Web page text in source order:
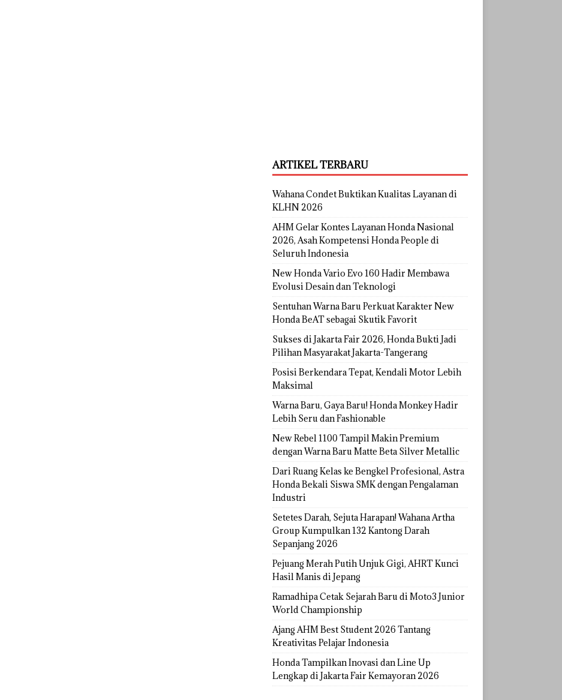
ARTIKEL TERBARU
Wahana Condet Buktikan Kualitas Layanan di
KLHN 2026
AHM Gelar Kontes Layanan Honda Nasional
2026, Asah Kompetensi Honda People di
Seluruh Indonesia
New Honda Vario Evo 160 Hadir Membawa
Evolusi Desain dan Teknologi
Sentuhan Warna Baru Perkuat Karakter New
Honda BeAT sebagai Skutik Favorit
Sukses di Jakarta Fair 2026, Honda Bukti Jadi
Pilihan Masyarakat Jakarta-Tangerang
Posisi Berkendara Tepat, Kendali Motor Lebih
Maksimal
Warna Baru, Gaya Baru! Honda Monkey Hadir
Lebih Seru dan Fashionable
New Rebel 1100 Tampil Makin Premium
dengan Warna Baru Matte Beta Silver Metallic
Dari Ruang Kelas ke Bengkel Profesional, Astra
Honda Bekali Siswa SMK dengan Pengalaman
Industri
Setetes Darah, Sejuta Harapan! Wahana Artha
Group Kumpulkan 132 Kantong Darah
Sepanjang 2026
Pejuang Merah Putih Unjuk Gigi, AHRT Kunci
Hasil Manis di Jepang
Ramadhipa Cetak Sejarah Baru di Moto3 Junior
World Championship
Ajang AHM Best Student 2026 Tantang
Kreativitas Pelajar Indonesia
Honda Tampilkan Inovasi dan Line Up
Lengkap di Jakarta Fair Kemayoran 2026